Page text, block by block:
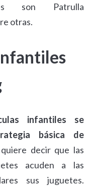
son Patrulla
otras.
infantiles se
básica de
decir que las
acuden a las
sus juguetes.